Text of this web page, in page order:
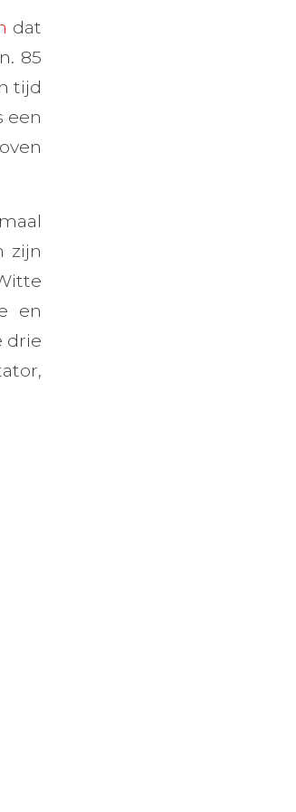
dat
85
tijd
een
zijn
en
drie